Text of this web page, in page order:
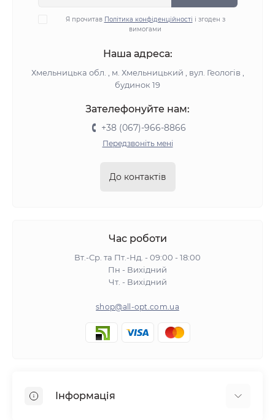
Я прочитав Політика конфіденційності і згоден з
вимогами
Наша адреса:
Хмельницька обл. , м. Хмельницький , вул. Геологів ,
будинок 19
Зателефонуйте нам:
+38 (067)-966-8866
Передзвоніть мені
До контактів
Час роботи
Вт.-Ср. та Пт.-Нд. - 09:00 - 18:00
Пн - Вихідний
Чт. - Вихідний
shop@all-opt.com.ua
Інформація